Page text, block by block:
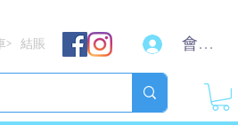
結賬 會員登入